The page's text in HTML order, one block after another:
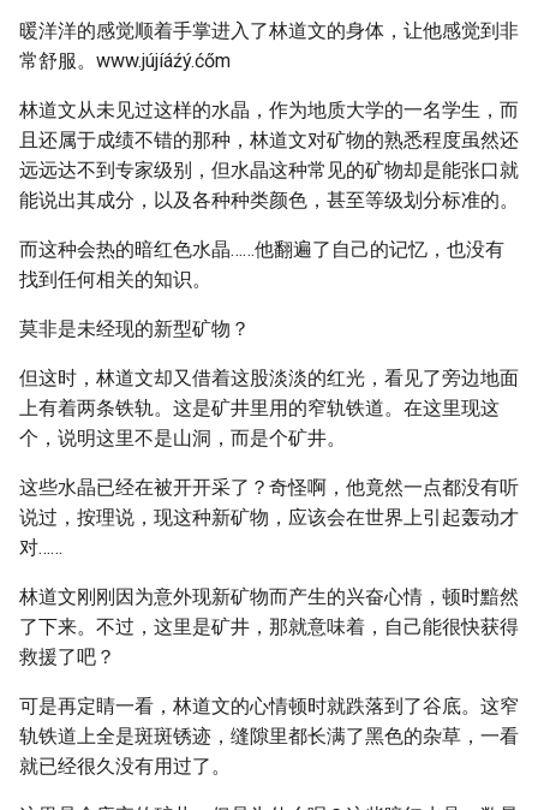
暖洋洋的感觉顺着手掌进入了林道文的身体，让他感觉到非
常舒服。www.jújíáźý.ćőm
林道文从未见过这样的水晶，作为地质大学的一名学生，而
且还属于成绩不错的那种，林道文对矿物的熟悉程度虽然还
远远达不到专家级别，但水晶这种常见的矿物却是能张口就
能说出其成分，以及各种种类颜色，甚至等级划分标准的。
而这种会热的暗红色水晶……他翻遍了自己的记忆，也没有
找到任何相关的知识。
莫非是未经现的新型矿物？
但这时，林道文却又借着这股淡淡的红光，看见了旁边地面
上有着两条铁轨。这是矿井里用的窄轨铁道。在这里现这
个，说明这里不是山洞，而是个矿井。
这些水晶已经在被开开采了？奇怪啊，他竟然一点都没有听
说过，按理说，现这种新矿物，应该会在世界上引起轰动才
对……
林道文刚刚因为意外现新矿物而产生的兴奋心情，顿时黯然
了下来。不过，这里是矿井，那就意味着，自己能很快获得
救援了吧？
可是再定睛一看，林道文的心情顿时就跌落到了谷底。这窄
轨铁道上全是斑斑锈迹，缝隙里都长满了黑色的杂草，一看
就已经很久没有用过了。